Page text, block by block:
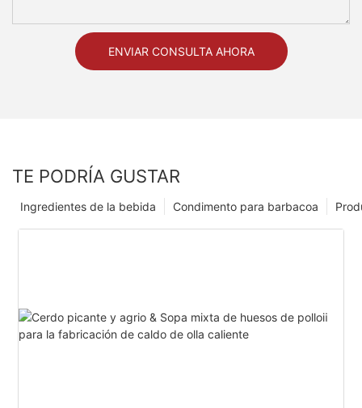
ENVIAR CONSULTA AHORA
TE PODRÍA GUSTAR
Condimento para barbacoa
Ingredientes de la bebida